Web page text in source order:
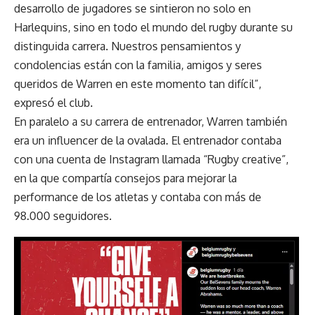
desarrollo de jugadores se sintieron no solo en
Harlequins, sino en todo el mundo del rugby durante su
distinguida carrera. Nuestros pensamientos y
condolencias están con la familia, amigos y seres
queridos de Warren en este momento tan difícil”,
expresó el club.
En paralelo a su carrera de entrenador, Warren también
era un influencer de la ovalada. El entrenador contaba
con una cuenta de Instagram llamada “Rugby creative”,
en la que compartía consejos para mejorar la
performance de los atletas y contaba con más de
98.000 seguidores.